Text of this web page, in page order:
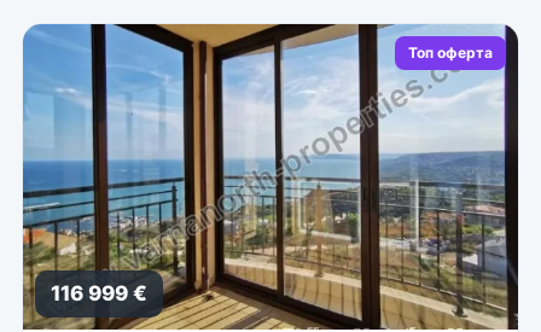
Топ оферта
116 999 €